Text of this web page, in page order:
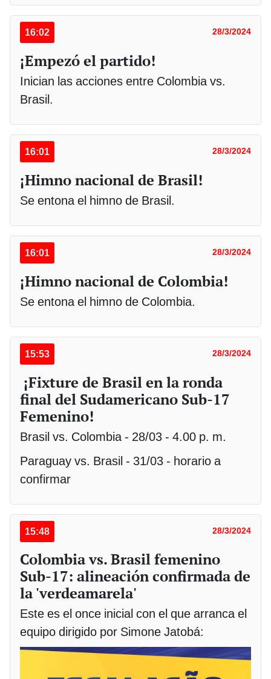
16:02 28/3/2024
¡Empezó el partido!
Inician las acciones entre Colombia vs.
Brasil.
16:01 28/3/2024
¡Himno nacional de Brasil!
Se entona el himno de Brasil.
16:01 28/3/2024
¡Himno nacional de Colombia!
Se entona el himno de Colombia.
15:53 28/3/2024
¡Fixture de Brasil en la ronda
final del Sudamericano Sub-17
Femenino!
Brasil vs. Colombia - 28/03 - 4.00 p. m.
Paraguay vs. Brasil - 31/03 - horario a
confirmar
15:48 28/3/2024
Colombia vs. Brasil femenino
Sub-17: alineación confirmada de
la 'verdeamarela'
Este es el once inicial con el que arranca el
equipo dirigido por Simone Jatobá: